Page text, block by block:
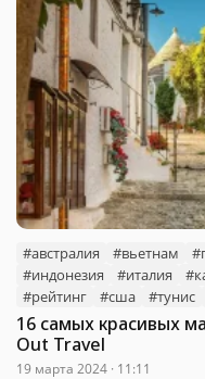
#австралия #вьетнам
#индонезия
#италия
#рейтинг
#сша #тунис
16 самых красивых
Out Travel
19 марта 2024 · 11:11